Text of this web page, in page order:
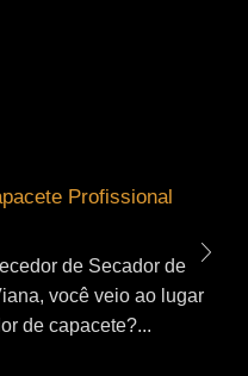
Profissional
de Secador de
você veio ao lugar
de capacete?...